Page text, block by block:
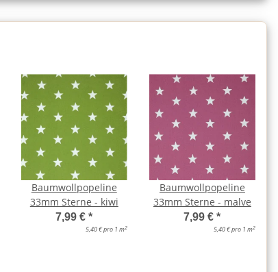
Baumwollpopeline
33mm Sterne - kiwi
7,99 €*
5,40 € pro 1 m2
Baumwollpopeline
33mm Sterne - malve
7,99 €*
5,40 € pro 1 m2